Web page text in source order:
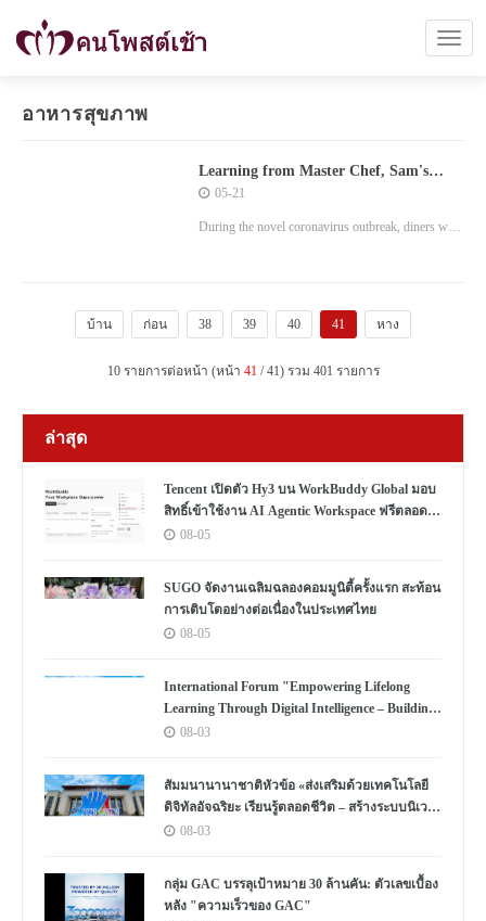
อาหารสุขภาพ
Learning from Master Chef, Sam's
Club serves up members premium
05-21
During the novel coronavirus outbreak, diners were
dishes, some successfully, others not so.
บ้าน
ก่อน 38 39 40 41 หาง
10 รายการต่อหน้า (หน้า 41/ 41) รวม 401 รายการ
ล่าสุด
Tencent เปิดตัว Hy3 บน WorkBuddy Global มอบ
สิทธิ์เข้าใช้งาน AI Agentic Workspace ฟรีตลอด
เดือนสิงหาคม
08-05
SUGO จัดงานเฉลิมฉลองคอมมูนิตี้ครั้งแรก สะท้อน
การเติบโตอย่างต่อเนื่องในประเทศไทย
08-05
International Forum "Empowering Lifelong
Learning Through Digital Intelligence – Building
a New Ecosystem for Human Lifelong Learning"
08-03
สัมมนานานาชาติหัวข้อ «ส่งเสริมด้วยเทคโนโลยี
ดิจิทัลอัจฉริยะ เรียนรู้ตลอดชีวิต – สร้างระบบนิเวศ
ใหม่แห่งการเรียนรู้ตลอดชีวิตของมนุษย์» จัดขึ้น
08-03
กลุ่ม GAC บรรลุเป้าหมาย 30 ล้านคัน: ตัวเลขเบื้อง
หลัง "ความเร็วของ GAC"